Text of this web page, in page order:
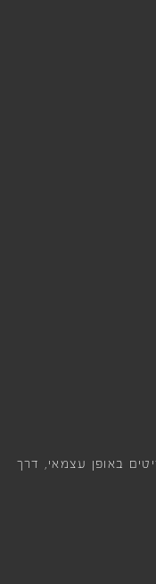
באופן עצמאי, דרך